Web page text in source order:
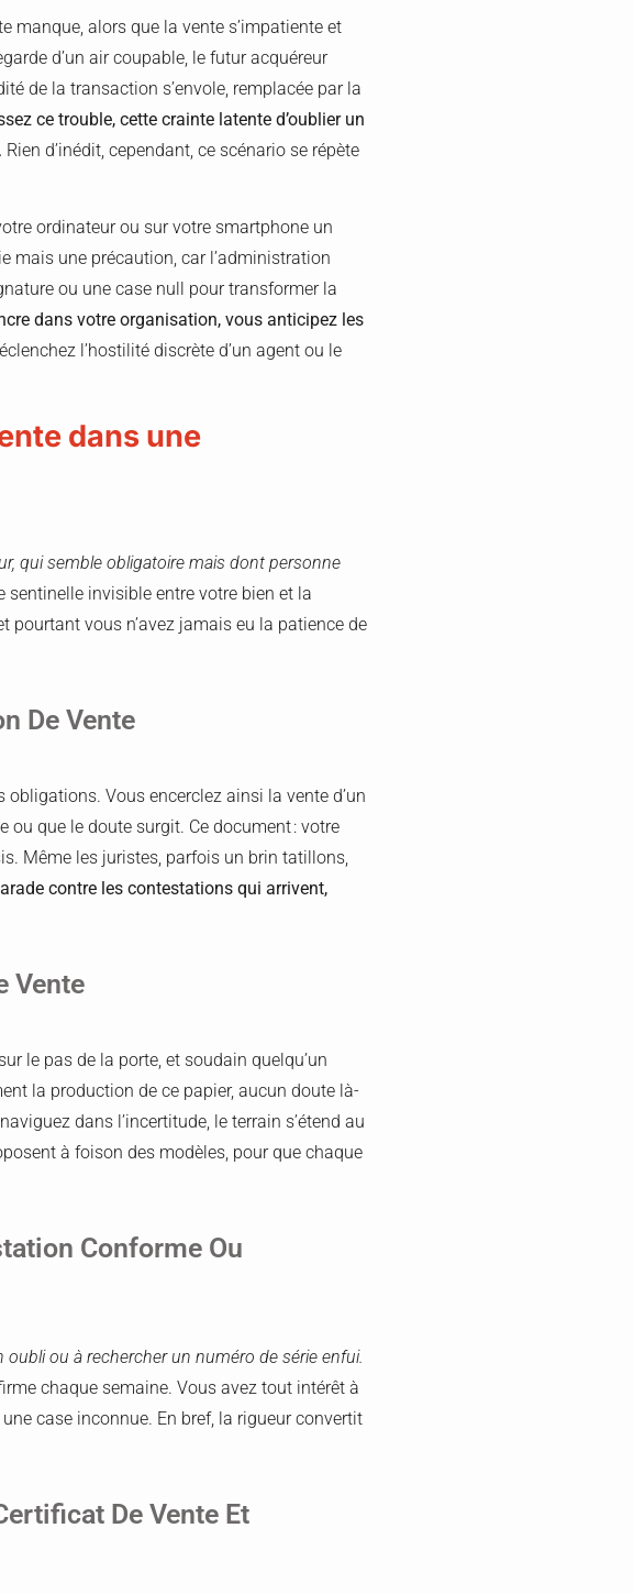
manque, alors que la vente s’impatiente et
d’un air coupable, le futur acquéreur
de la transaction s’envole, remplacée par la
ce trouble, cette crainte latente d’oublier un
Rien d’inédit, cependant, ce scénario se répète
ordinateur ou sur votre smartphone un
mais une précaution, car l’administration
ou une case null pour transformer la
dans votre organisation, vous anticipez les
l’hostilité discrète d’un agent ou le
dans une
qui semble obligatoire mais dont personne
sentinelle invisible entre votre bien et la
pourtant vous n’avez jamais eu la patience de
De Vente
obligations. Vous encerclez ainsi la vente d’un
ou que le doute surgit. Ce document : votre
Même les juristes, parfois un brin tatillons,
contre les contestations qui arrivent,
Vente
le pas de la porte, et soudain quelqu’un
la production de ce papier, aucun doute là-
dans l’incertitude, le terrain s’étend au
à foison des modèles, pour que chaque
Conforme Ou
ou à rechercher un numéro de série enfui.
chaque semaine. Vous avez tout intérêt à
case inconnue. En bref, la rigueur convertit
De Vente Et